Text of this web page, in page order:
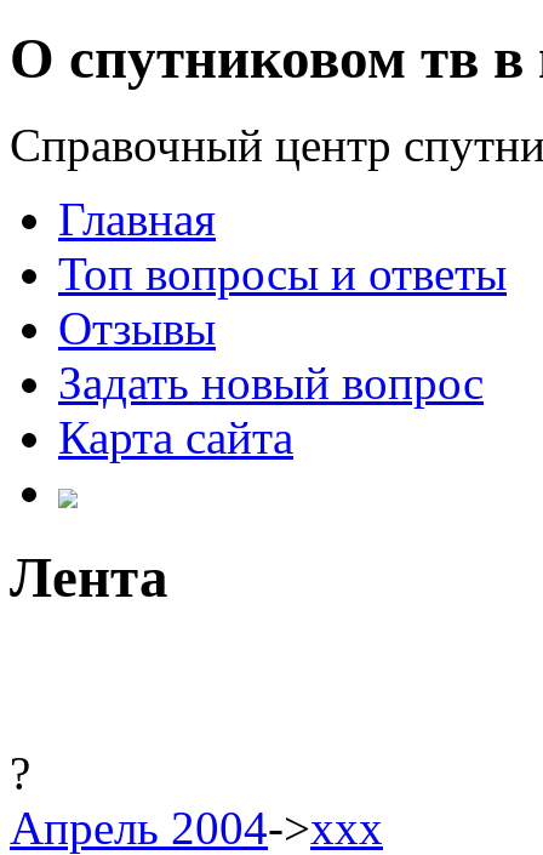
О спутниковом тв в
Справочный центр
Главная
Топ вопросы и ответы
Отзывы
Задать новый вопрос
Карта сайта
Лента
?
Апрель 2004->xxx